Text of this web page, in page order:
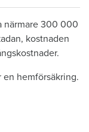
närmare 300 000
kostnaden
en hemförsäkring.